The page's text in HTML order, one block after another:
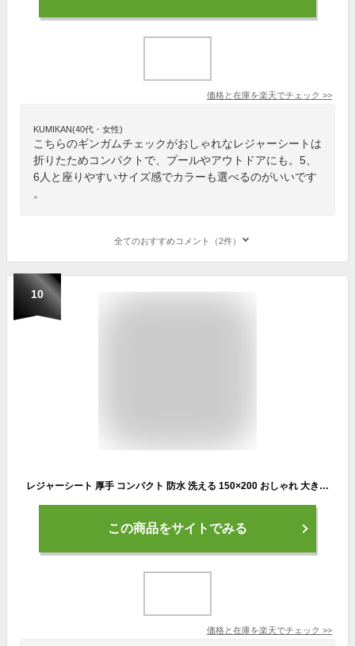
価格と在庫を楽天でチェック >>
KUMIKAN(40代・女性)
こちらのギンガムチェックがおしゃれなレジャーシートは
折りたためコンパクトで、プールやアウトドアにも。5、
6人と座りやすいサイズ感でカラーも選べるのがいいです
。
全てのおすすめコメント（2件）
10
レジャーシート 厚手 コンパクト 防水 洗える 150×200 おしゃれ 大きい アウトドア ピクニック キャンプ お花見 運動会 プール 海 川 バースデーフォト 折りたたみ ファミリーサイズ 平織 チェック 北欧 送料無料 クーポン対象★
この商品をサイトでみる
価格と在庫を楽天でチェック >>